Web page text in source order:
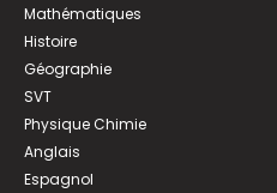
Mathématiques
Histoire
Géographie
SVT
Physique Chimie
Anglais
Espagnol